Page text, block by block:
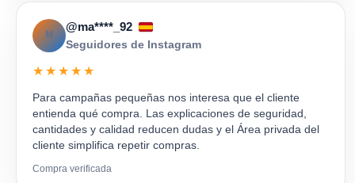
M
@ma****_92
Seguidores de Instagram
★★★★★
Para campañas pequeñas nos interesa que el cliente
entienda qué compra. Las explicaciones de seguridad,
cantidades y calidad reducen dudas y el Área privada del
cliente simplifica repetir compras.
Compra verificada